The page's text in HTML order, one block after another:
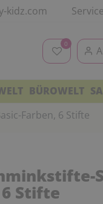
kidz.com
0
BÜROWELT
Farben, 6 Stifte
Stifte